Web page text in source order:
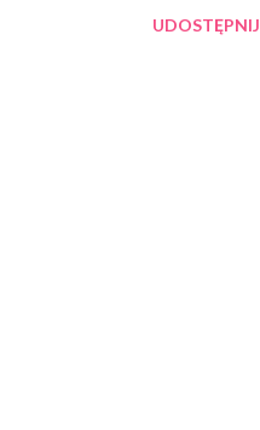
UDOSTĘPNIJ